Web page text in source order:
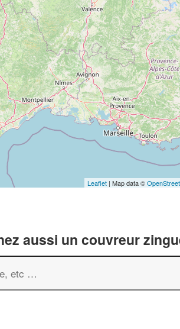
Leaflet | Map data ©
aussi un couvreur